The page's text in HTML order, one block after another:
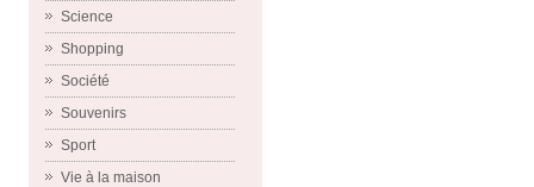
Science
Shopping
Société
Souvenirs
Sport
Vie à la maison